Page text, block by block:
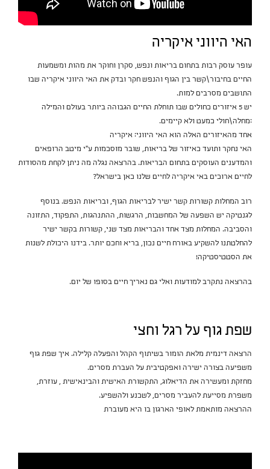
האי היווני איקריה
עופר עוסק רבות בתחום בריאות ונפש, סקרן וחוקר את מהות ומשמעות
החיים בחיבור\קשר בין הגוף והנפש חקר ובדק את האי היווני איקריה שבו
התושבים מסרבים למות.
יש 5 איזורים כחולים שבו תוחלת החיים הגבוהה ביותר בעולם והמילה
:מחלה\חולי כמעט ולא קיימים.
אחד מהאיזורים האלה הוא האי היווני: איקריה
האי נחקר ותועד כאיזור של בריאות, שובר מוסכמות ע"י מיטב הרופאים
והמדענים העוסקים בתחום הבריאות. בהרצאה נגלה מה ניתן לקחת מהסודות
לחיים ארוכים באי איקריה לחיים שלנו כאן בישראל?
רוב המחלות קשורות קשר ישיר לבריאות הגוף, ובריאות הנפש. בנוסף
לגנטיקה יש השפעה של המחשבות, הרגשות, ההתנהגות, התפקוד, התזונה
והסביבה. המחלות מצד אחד והבריאות מצד שני, קשורות בקשר ישיר
להחלטתנו להשקיע באורח חיים נכון, בריא וחכם יותר. בידנו היכולת לשנות
את הסטטיסטיקה!
בהרצאה נתקרב למודעות ואלי גם נאריך חיים בסופו של יום.
שפת גוף על רגל וחצי
הרצאה דינמית מלאת הומור בשיתוף הקהל והפעלה קלילה. איך שפת גוף
משפיעה בצורה ישירה ואפקטיבית על העברת מסרים.
מחזקת ומעשירה את הדיאלוג, התקשורת האישית והבינאישית , עוזרת,
משפרת מסייעת להעביר מסרים, לשכנע ולהשפיע.
ההרצאה מותאמת לאופי הארגון בו היא מעוברת